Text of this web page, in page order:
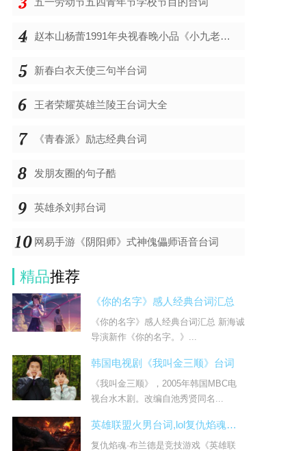
赵本山杨蕾1991年央视春晚小品《小九老乐》台词剧本
新春白衣天使三句半台词
王者荣耀英雄兰陵王台词大全
《青春派》励志经典台词
发朋友圈的句子酷
英雄杀刘邦台词
网易手游《阴阳师》式神傀儡师语音台词
精品推荐
《你的名字》感人经典台词汇总
《你的名字》感人经典台词汇总 新海诚
导演新作《你的名字。》...
韩国电视剧《我叫金三顺》台词
《我叫金三顺》，2005年韩国MBC电
视台水木剧。改编自池秀贤同名...
英雄联盟火男台词,lol复仇焰魂布兰德台词大全
复仇焰魂·布兰德是竞技游戏《英雄联